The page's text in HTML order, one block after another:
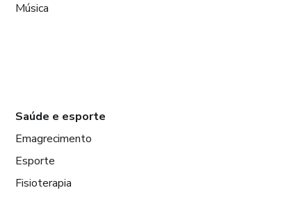
Música
Saúde e esporte
Emagrecimento
Esporte
Fisioterapia